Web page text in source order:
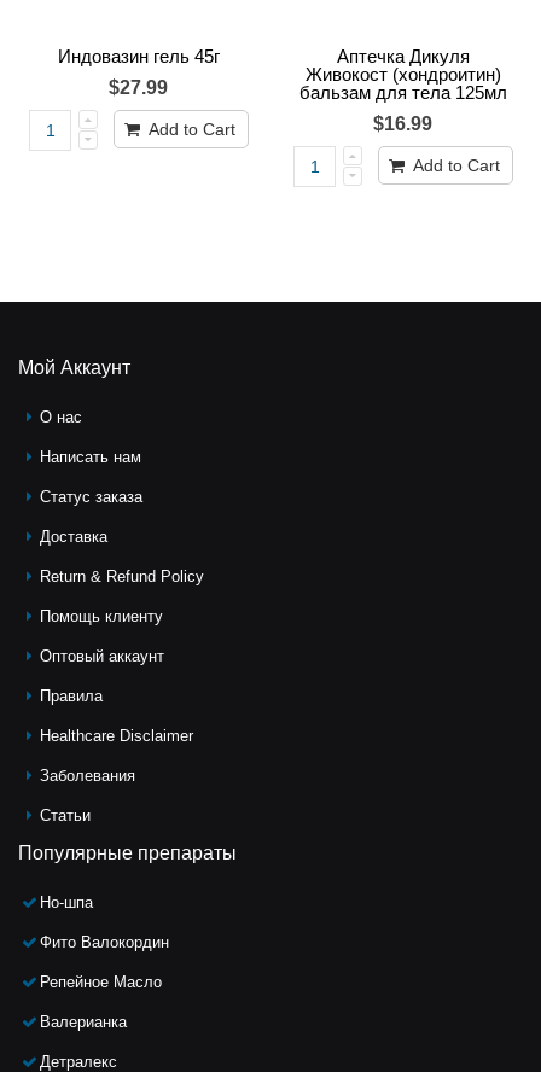
Индовазин гель 45г
$27.99
Add to Cart
Аптечка Дикуля
Живокост (хондроитин)
бальзам для тела 125мл
$16.99
Add to Cart
Мой Аккаунт
О нас
Написать нам
Статус заказа
Доставка
Return & Refund Policy
Помощь клиeнту
Оптовый аккаунт
Правила
Healthcare Disclaimer
Заболевания
Статьи
Популярные препараты
Но-шпа
Фито Валокордин
Репейное Масло
Валерианка
Детралекс